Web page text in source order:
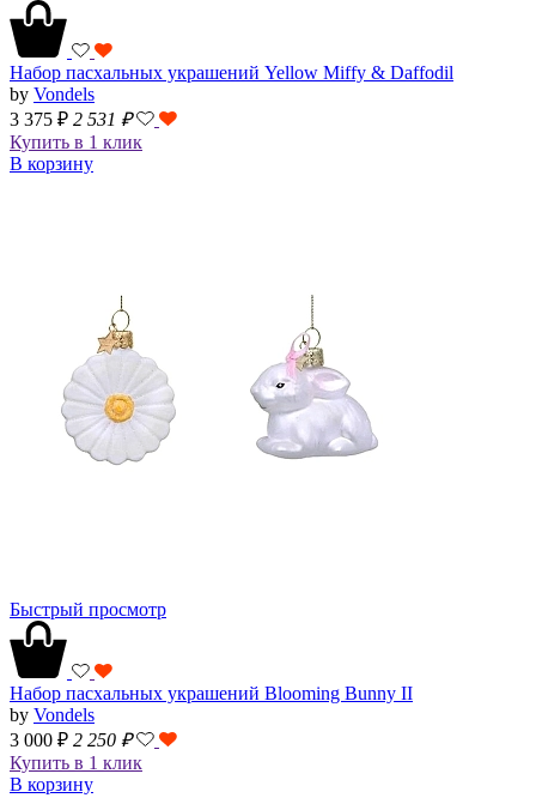
Набор пасхальных украшений Yellow Miffy & Daffodil
by Vondels
3 375 ₽ 2 531 ₽
Купить в 1 клик
В корзину
Быстрый просмотр
Набор пасхальных украшений Blooming Bunny II
by Vondels
3 000 ₽ 2 250 ₽
Купить в 1 клик
В корзину